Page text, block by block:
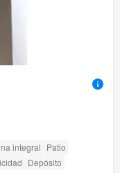
integral Patio
Depósito